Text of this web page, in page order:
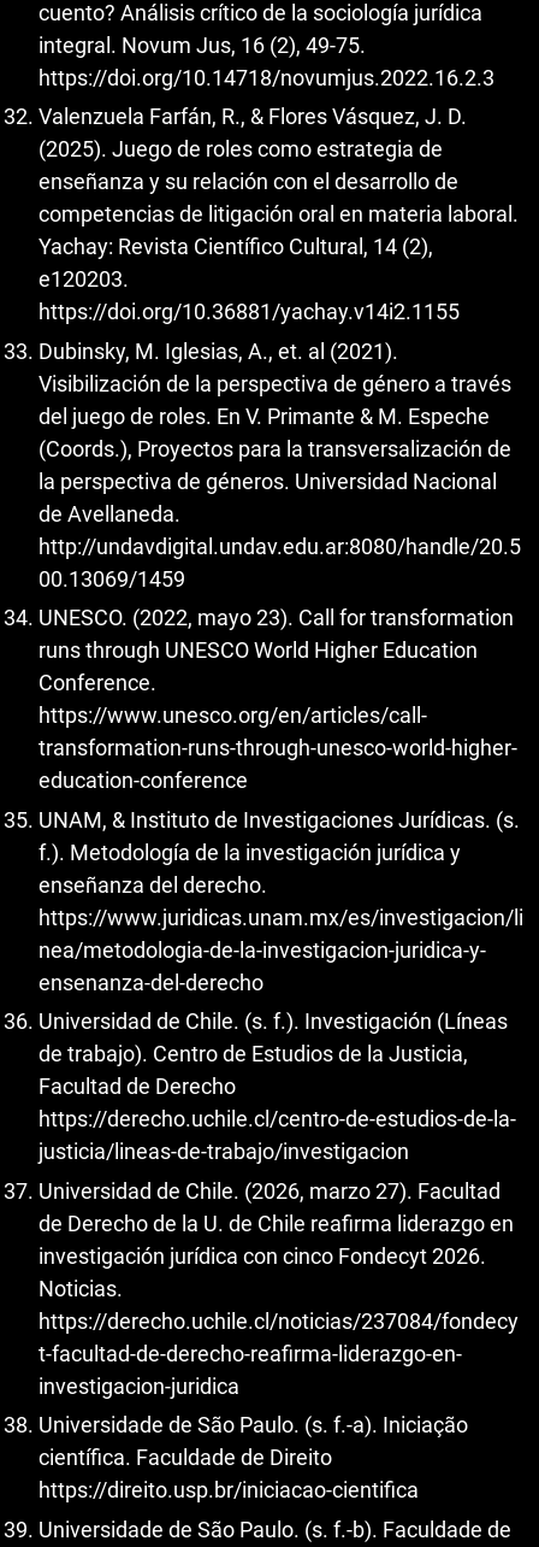
cuento? Análisis crítico de la sociología jurídica
integral. Novum Jus, 16 (2), 49-75.
https://doi.org/10.14718/novumjus.2022.16.2.3
Valenzuela Farfán, R., & Flores Vásquez, J. D.
(2025). Juego de roles como estrategia de
enseñanza y su relación con el desarrollo de
competencias de litigación oral en materia laboral.
Yachay: Revista Científico Cultural, 14 (2),
e120203.
https://doi.org/10.36881/yachay.v14i2.1155
Dubinsky, M. Iglesias, A., et. al (2021).
Visibilización de la perspectiva de género a través
del juego de roles. En V. Primante & M. Espeche
(Coords.), Proyectos para la transversalización de
la perspectiva de géneros. Universidad Nacional
de Avellaneda.
http://undavdigital.undav.edu.ar:8080/handle/20.5
00.13069/1459
UNESCO. (2022, mayo 23). Call for transformation
runs through UNESCO World Higher Education
Conference.
https://www.unesco.org/en/articles/call-
transformation-runs-through-unesco-world-higher-
education-conference
UNAM, & Instituto de Investigaciones Jurídicas. (s.
f.). Metodología de la investigación jurídica y
enseñanza del derecho.
https://www.juridicas.unam.mx/es/investigacion/li
nea/metodologia-de-la-investigacion-juridica-y-
ensenanza-del-derecho
Universidad de Chile. (s. f.). Investigación (Líneas
de trabajo). Centro de Estudios de la Justicia,
Facultad de Derecho
https://derecho.uchile.cl/centro-de-estudios-de-la-
justicia/lineas-de-trabajo/investigacion
Universidad de Chile. (2026, marzo 27). Facultad
de Derecho de la U. de Chile reafirma liderazgo en
investigación jurídica con cinco Fondecyt 2026.
Noticias.
https://derecho.uchile.cl/noticias/237084/fondecy
t-facultad-de-derecho-reafirma-liderazgo-en-
investigacion-juridica
Universidade de São Paulo. (s. f.-a). Iniciação
científica. Faculdade de Direito
https://direito.usp.br/iniciacao-cientifica
Universidade de São Paulo. (s. f.-b). Faculdade de